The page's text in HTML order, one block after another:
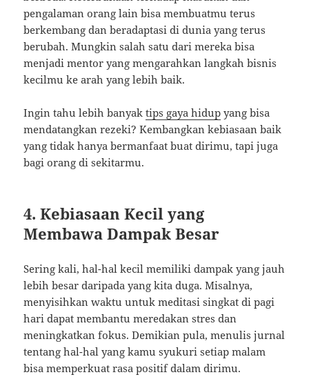
pengalaman orang lain bisa membuatmu terus
berkembang dan beradaptasi di dunia yang terus
berubah. Mungkin salah satu dari mereka bisa
menjadi mentor yang mengarahkan langkah bisnis
kecilmu ke arah yang lebih baik.
Ingin tahu lebih banyaktips gaya hidup yang bisa
mendatangkan rezeki? Kembangkan kebiasaan baik
yang tidak hanya bermanfaat buat dirimu, tapi juga
bagi orang di sekitarmu.
4. Kebiasaan Kecil yang
Membawa Dampak Besar
Sering kali, hal-hal kecil memiliki dampak yang jauh
lebih besar daripada yang kita duga. Misalnya,
menyisihkan waktu untuk meditasi singkat di pagi
hari dapat membantu meredakan stres dan
meningkatkan fokus. Demikian pula, menulis jurnal
tentang hal-hal yang kamu syukuri setiap malam
bisa memperkuat rasa positif dalam dirimu.